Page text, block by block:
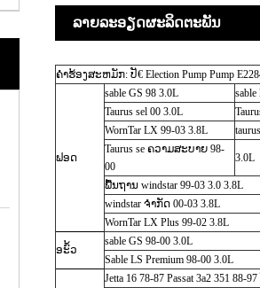
ລາຍ​ລະ​ອຽດ​ຜະ​ລິດ​ຕະ​ພັນ
ຄໍາຮ້ອງສະຫມັກ: ປັ€ Election Pump Pump
ຟອດ
sable GS 98 3.0L
Taurus sel 00 3.0L
WornTar LX 99-03 3.8L
Taurus se ຄວາມສະບາຍ 98-
00
3.0L
ພື້ນຖານ windstar 99-03 3.0 3.8L
windstar ຈໍາກັດ 00-03 3.8L
WornTar LX Plus 99-02 3.8L
ອະົ້ວ
sable GS 98-00 3.0L
Sable LS Premium 98-00 3.0L
Jetta 16 78-87 Passat 3a2 351 88-